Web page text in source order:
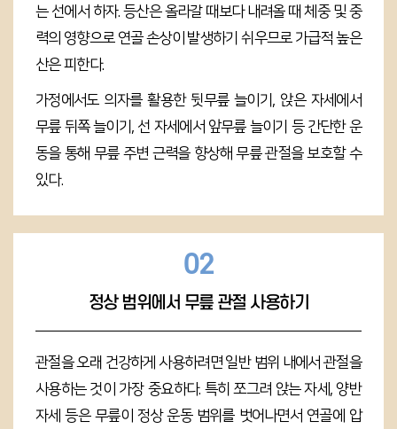
는 선에서 하자. 등산은 올라갈 때보다 내려올 때 체중 및 중
력의 영향으로 연골 손상이 발생하기 쉬우므로 가급적 높은
산은 피한다.
가정에서도 의자를 활용한 뒷무릎 늘이기, 앉은 자세에서
무릎 뒤쪽 늘이기, 선 자세에서 앞무릎 늘이기 등 간단한 운
동을 통해 무릎 주변 근력을 향상해 무릎 관절을 보호할 수
있다.
02
정상 범위에서 무릎 관절 사용하기
관절을 오래 건강하게 사용하려면 일반 범위 내에서 관절을
사용하는 것이 가장 중요하다. 특히 쪼그려 앉는 자세, 양반
자세 등은 무릎이 정상 운동 범위를 벗어나면서 연골에 압